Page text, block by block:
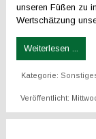
unseren Füßen zu
Wertschätzung
Weiterlesen ...
Kategorie:
Veröffentlicht: